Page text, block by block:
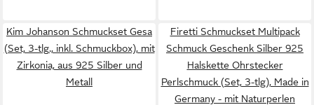
Kim Johanson Schmuckset Gesa
(Set, 3-tlg., inkl. Schmuckbox), mit
Zirkonia, aus 925 Silber und
Metall
Firetti Schmuckset Multipack
Schmuck Geschenk Silber 925
Halskette Ohrstecker
Perlschmuck (Set, 3-tlg), Made in
Germany - mit Naturperlen